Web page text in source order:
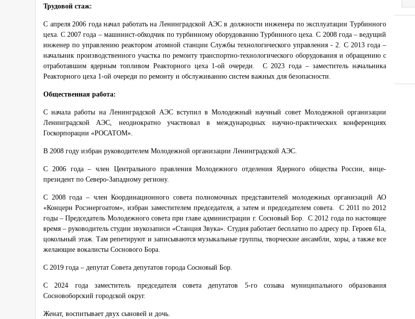
Трудовой стаж:
С апреля 2006 года начал работать на Ленинградской АЭС в должности инженера по эксплуатации Турбинного
цеха. С 2007 года – машинист-обходчик по турбинному оборудованию Турбинного цеха. С 2008 года – ведущий
инженер по управлению реактором атомной станции Службы технологического управления - 2. С 2013 года –
начальник производственного участка по ремонту транспортно-технологического оборудования и обращению с
отработавшим ядерным топливом Реакторного цеха 1-ой очереди. С 2023 года – заместитель начальника
Реакторного цеха 1-ой очереди по ремонту и обслуживанию систем важных для безопасности.
Общественная работа:
С начала работы на Ленинградской АЭС вступил в Молодежный научный совет Молодежной организации
Ленинградской АЭС, неоднократно участвовал в международных научно-практических конференциях
Госкорпорации «РОСАТОМ».
В 2008 году избран руководителем Молодежной организации Ленинградской АЭС.
С 2006 года – член Центрального правления Молодежного отделения Ядерного общества России, вице-
президент по Северо-Западному региону.
С 2008 года – член Координационного совета полномочных представителей молодежных организаций АО
«Концерн Росэнергоатом», избран заместителем председателя, а затем и председателем совета. С 2011 по 2012
годы – Председатель Молодежного совета при главе администрации г. Сосновый Бор. С 2012 года по настоящее
время – руководитель студии звукозаписи «Станция Звука». Студия работает бесплатно по адресу пр. Героев 61а,
цокольный этаж. Там репетируют и записываются музыкальные группы, творческие ансамбли, хоры, а также все
желающие вокалисты Соснового Бора.
С 2019 года – депутат Совета депутатов города Сосновый Бор.
С 2024 года заместитель председателя совета депутатов 5-го созыва муниципального образования
Сосновоборский городской округ.
Женат, воспитывает двух сыновей и дочь.